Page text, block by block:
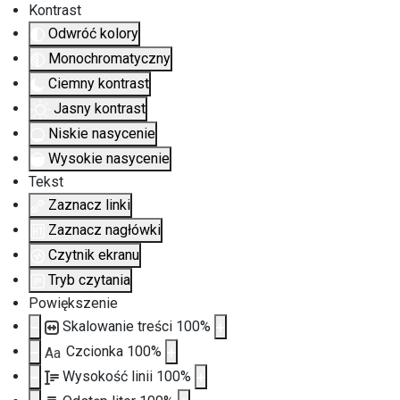
Kontrast
Odwróć kolory
Monochromatyczny
Ciemny kontrast
Jasny kontrast
Niskie nasycenie
Wysokie nasycenie
Tekst
Zaznacz linki
Zaznacz nagłówki
Czytnik ekranu
Tryb czytania
Powiększenie
Skalowanie treści 100%
Aa Czcionka 100%
Wysokość linii 100%